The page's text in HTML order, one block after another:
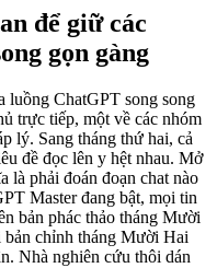
để giữ các
gọn gàng
luồng ChatGPT song song
trực tiếp, một về các nhóm
lý. Sang tháng thứ hai, cả
đề đọc lên y hệt nhau. Mở
là phải đoán đoạn chat nào
Master đang bật, mọi tin
bản phác thảo tháng Mười
chỉnh tháng Mười Hai
Nhà nghiên cứu thôi dán